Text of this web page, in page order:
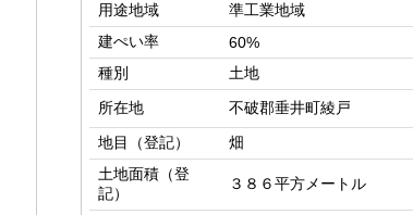
用途地域
準工業地域
建ぺい率
60%
種別
土地
所在地
不破郡垂井町綾戸
地目（登記）
畑
土地面積（登
記）
３８６平方メートル